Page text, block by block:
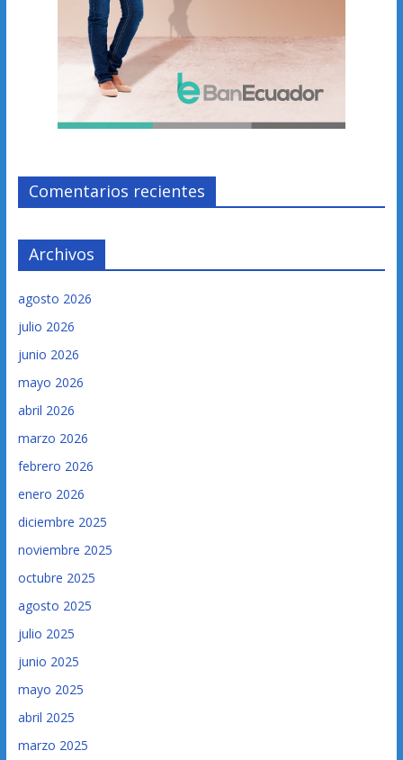
Comentarios recientes
Archivos
agosto 2026
julio 2026
junio 2026
mayo 2026
abril 2026
marzo 2026
febrero 2026
enero 2026
diciembre 2025
noviembre 2025
octubre 2025
agosto 2025
julio 2025
junio 2025
mayo 2025
abril 2025
marzo 2025